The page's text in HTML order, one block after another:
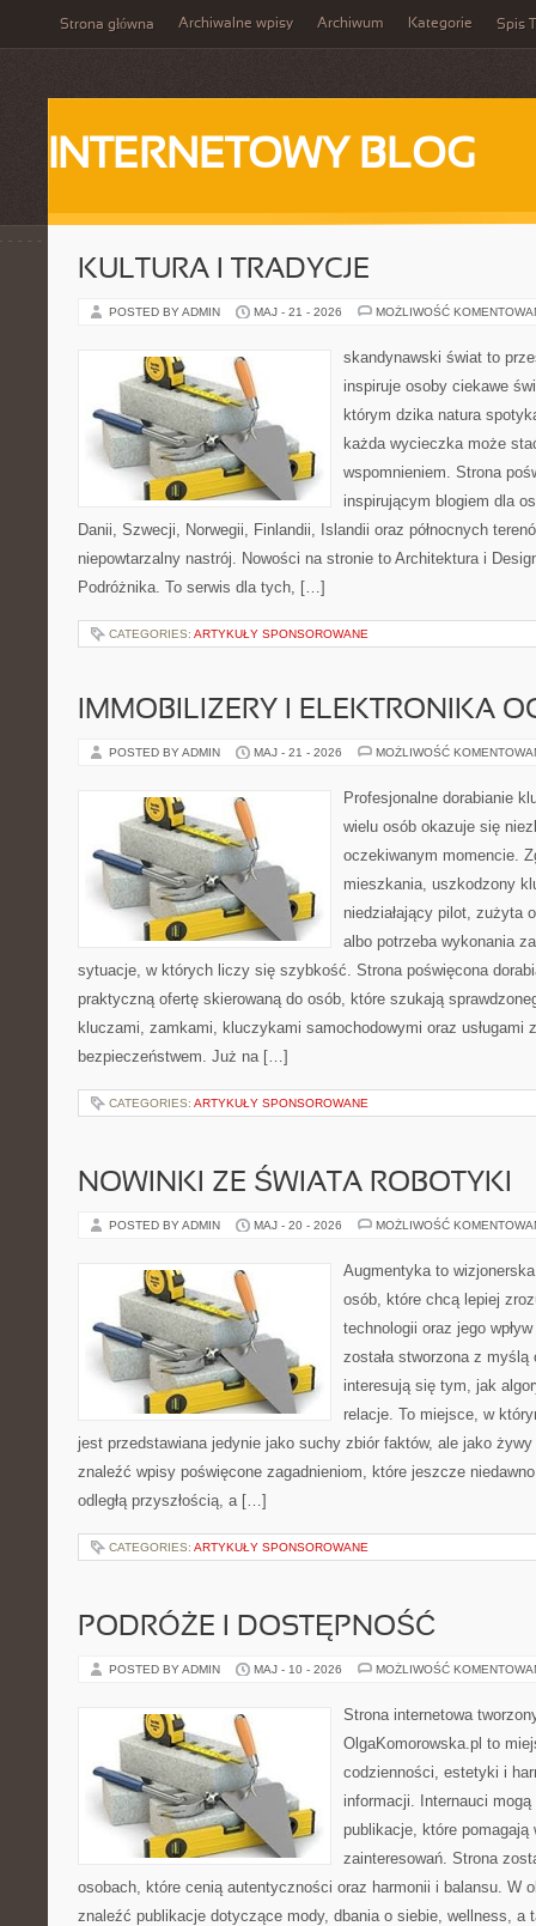
Strona główna Archiwalne wpisy Archiwum Kategorie Spis
INTERNETOWY BLOG
KULTURA I TRADYCJE
POSTED BY ADMIN MAJ - 21 - 2026 MOŻLIWOŚĆ
skandynawski świat to
inspiruje osoby ciekawe
którym dzika natura
każda wycieczka może
wspomnieniem. Strona
inspirującym blogiem dla
Danii, Szwecji, Norwegii, Finlandii, Islandii oraz północnych
niepowtarzalny nastrój. Nowości na stronie to Architektura i
Podróżnika. To serwis dla tych, […]
CATEGORIES: ARTYKUŁY SPONSOROWANE
IMMOBILIZERY I ELEKTRONIKA
POSTED BY ADMIN MAJ - 21 - 2026 MOŻLIWOŚĆ
Profesjonalne dorabianie
wielu osób okazuje się
oczekiwanym momencie.
mieszkania, uszkodzony
niedziałający pilot, zużyta
albo potrzeba wykonania
sytuacje, w których liczy się szybkość. Strona poświęcona
praktyczną ofertę skierowaną do osób, które szukają
kluczami, zamkami, kluczykami samochodowymi oraz usługami
bezpieczeństwem. Już na […]
CATEGORIES: ARTYKUŁY SPONSOROWANE
NOWINKI ZE ŚWIATA ROBOTYKI
POSTED BY ADMIN MAJ - 20 - 2026 MOŻLIWOŚĆ
Augmentyka to
osób, które chcą lepiej
technologii oraz jego
została stworzona z
interesują się tym, jak
relacje. To miejsce, w
jest przedstawiana jedynie jako suchy zbiór faktów, ale jako
znaleźć wpisy poświęcone zagadnieniom, które jeszcze niedawno
odległą przyszłością, a […]
CATEGORIES: ARTYKUŁY SPONSOROWANE
PODRÓŻE I DOSTĘPNOŚĆ
POSTED BY ADMIN MAJ - 10 - 2026 MOŻLIWOŚĆ
Strona internetowa
OlgaKomorowska.pl to
codzienności, estetyki i
informacji. Internauci
publikacje, które pomagają
zainteresowań. Strona
osobach, które cenią autentyczności oraz harmonii i balansu. W
znaleźć publikacje dotyczące mody, dbania o siebie, wellness, a